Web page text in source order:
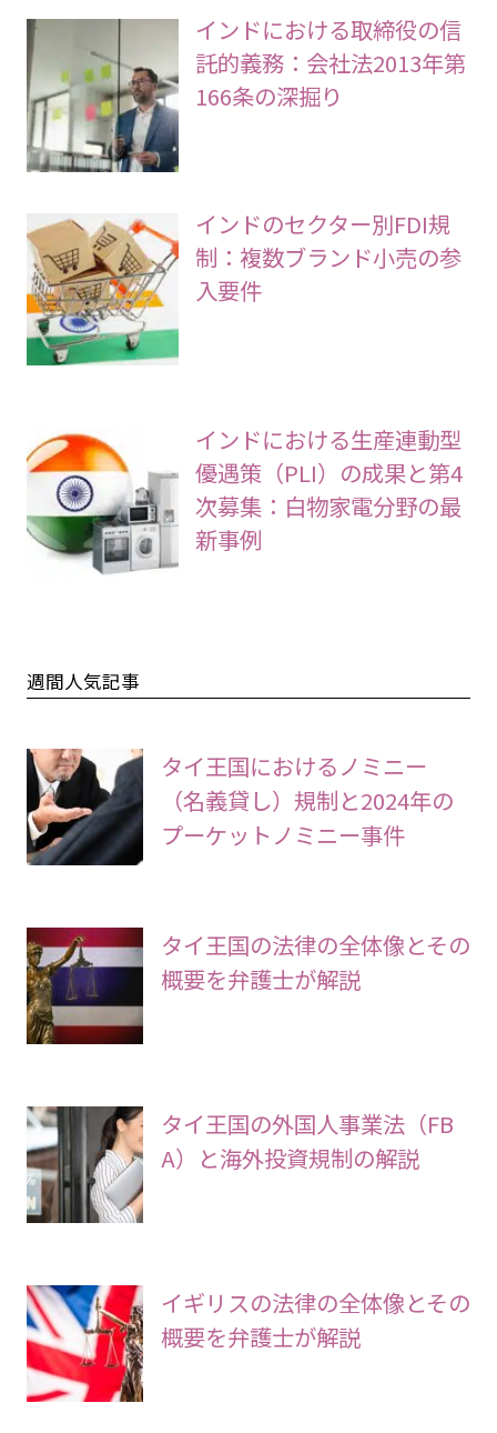
インドにおける取締役の信
託的義務：会社法2013年第
166条の深掘り
インドのセクター別FDI規
制：複数ブランド小売の参
入要件
インドにおける生産連動型
優遇策（PLI）の成果と第4
次募集：白物家電分野の最
新事例
週間人気記事
タイ王国におけるノミニー
（名義貸し）規制と2024年の
プーケットノミニー事件
タイ王国の法律の全体像とその
概要を弁護士が解説
タイ王国の外国人事業法（FB
A）と海外投資規制の解説
イギリスの法律の全体像とその
概要を弁護士が解説